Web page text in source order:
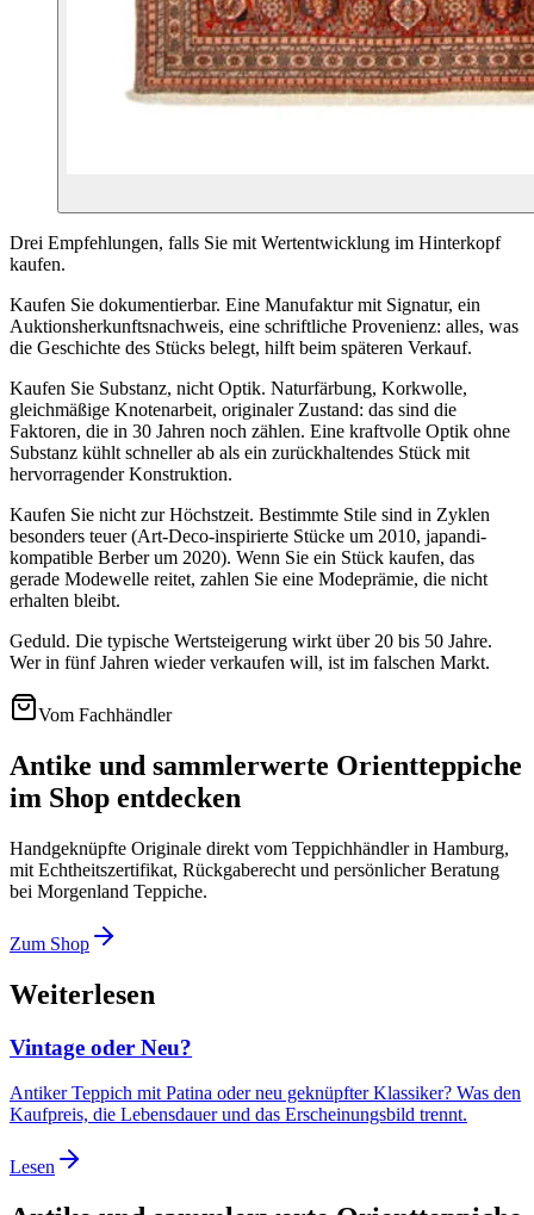
Drei Empfehlungen, falls Sie mit Wertentwicklung im Hinterkopf
kaufen.
Kaufen Sie dokumentierbar. Eine Manufaktur mit Signatur, ein
Auktionsherkunftsnachweis, eine schriftliche Provenienz: alles, was
die Geschichte des Stücks belegt, hilft beim späteren Verkauf.
Kaufen Sie Substanz, nicht Optik. Naturfärbung, Korkwolle,
gleichmäßige Knotenarbeit, originaler Zustand: das sind die
Faktoren, die in 30 Jahren noch zählen. Eine kraftvolle Optik ohne
Substanz kühlt schneller ab als ein zurückhaltendes Stück mit
hervorragender Konstruktion.
Kaufen Sie nicht zur Höchstzeit. Bestimmte Stile sind in Zyklen
besonders teuer (Art-Deco-inspirierte Stücke um 2010, japandi-
kompatible Berber um 2020). Wenn Sie ein Stück kaufen, das
gerade Modewelle reitet, zahlen Sie eine Modeprämie, die nicht
erhalten bleibt.
Geduld. Die typische Wertsteigerung wirkt über 20 bis 50 Jahre.
Wer in fünf Jahren wieder verkaufen will, ist im falschen Markt.
Vom Fachhändler
Antike und sammlerwerte Orientteppiche
im Shop entdecken
Handgeknüpfte Originale direkt vom Teppichhändler in Hamburg,
mit Echtheitszertifikat, Rückgaberecht und persönlicher Beratung
bei Morgenland Teppiche.
Zum Shop
Weiterlesen
Vintage oder Neu?
Antiker Teppich mit Patina oder neu geknüpfter Klassiker? Was den
Kaufpreis, die Lebensdauer und das Erscheinungsbild trennt.
Lesen